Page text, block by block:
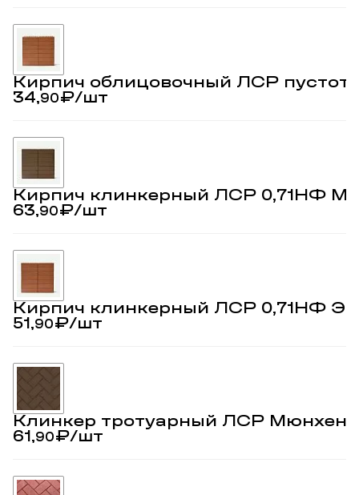
Кирпич облицовочный ЛСР
34,90₽/шт
Кирпич клинкерный ЛСР 0,71НФ
63,90₽/шт
Кирпич клинкерный ЛСР 0,71НФ
51,90₽/шт
Клинкер тротуарный ЛСР Мюнхен
61,90₽/шт